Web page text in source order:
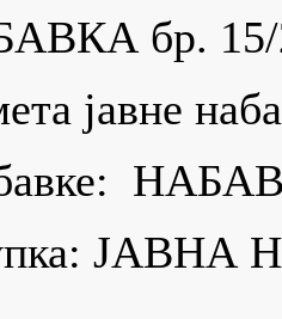
бр. 15/
јавне